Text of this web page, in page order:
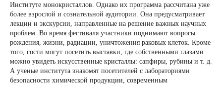
Институте монокристаллов. Однако их программа рассчитана уже
более взрослой и сознательной аудитории. Она предусматривает
лекции и экскурсии, направленные на решение важных научных
проблем. Во время фестиваля участники поднимают вопросы
рождения, жизни, радиации, уничтожения раковых клеток. Кроме
того, гости могут посетить выставки, где собственными глазами
можно увидеть искусственные кристаллы: сапфиры, рубины и т. д.
А ученые института знакомят посетителей с лабораториями
безопасности химической продукции, современным